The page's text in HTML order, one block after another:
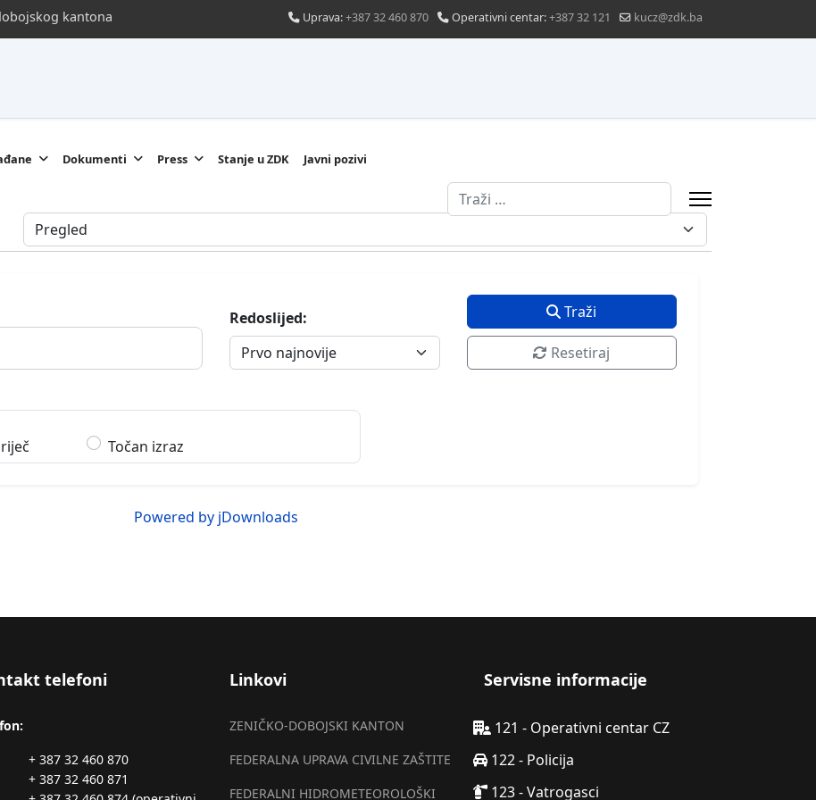
kantona Uprava:+387 32 460 870 Operativni centar:+387 32 121 kucz@zdk.ba
Dokumenti Press Stanje u ZDK Javni pozivi
Traži
Redoslijed: Traži
Resetiraj
Točan izraz
Powered by jDownloads
telefoni
+ 387 32 460 870
+ 387 32 460 871
Linkovi
ZENIČKO-DOBOJSKI KANTON
FEDERALNA UPRAVA CIVILNE ZAŠTITE
FEDERALNI HIDROMETEOROLOŠKI
Servisne informacije
121 - Operativni centar CZ
122 - Policija
123 - Vatrogasci